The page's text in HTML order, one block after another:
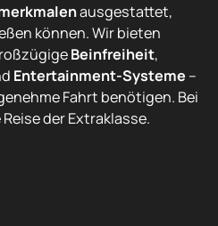
ausgestattet,
können. Wir bieten
Beinfreiheit,
Entertainment-Systeme –
Fahrt benötigen. Bei
der Extraklasse.